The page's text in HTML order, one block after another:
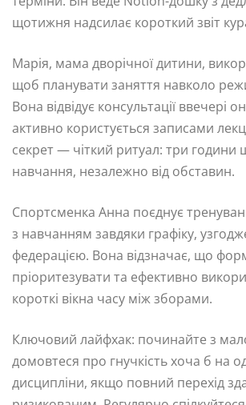
щотижня надсилає короткий звіт
Марія, мама дворічної дитини,
щоб планувати заняття навколо
Вона відвідує консультації ввечері
активно користується записами
секрет — чіткий ритуал: три години
навчання, незалежно від обставин.
Спортсменка Анна поєднує
з навчанням завдяки графіку,
федерацією. Вона відзначає, що
пріоритезувати та ефективно
короткі вікна часу між зборами.
Ключовий лайфхак: починайте з
домовтеся про гнучкість хоча б на
дисципліни, якщо повний перехід